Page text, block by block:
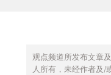
观点频道所发布文章
人所有，未经作者及/